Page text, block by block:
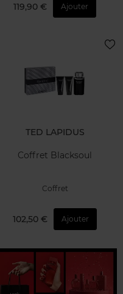
119,90 € Ajouter
TED LAPIDUS
Coffret Blacksoul
Coffret
102,50 € Ajouter